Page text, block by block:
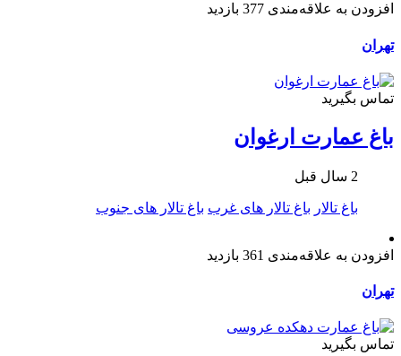
افزودن به علاقه‌مندی 377 بازدید
تهران
تماس بگیرید
باغ عمارت ارغوان
2 سال قبل
باغ تالار باغ تالار های غرب باغ تالار های جنوب
افزودن به علاقه‌مندی 361 بازدید
تهران
تماس بگیرید